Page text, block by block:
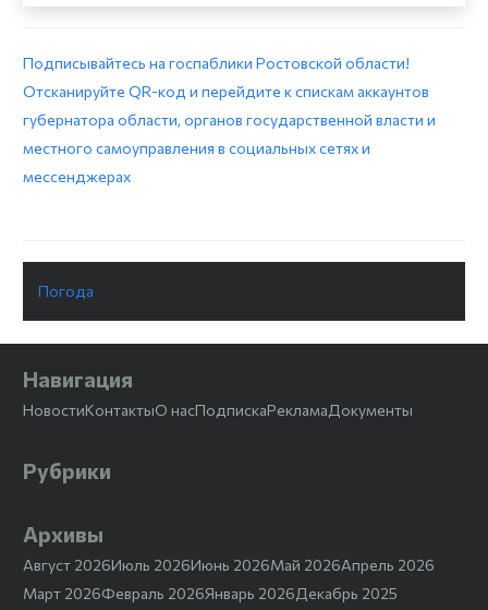
Подписывайтесь на госпаблики Ростовской области!
Отсканируйте QR-код и перейдите к спискам аккаунтов
губернатора области, органов государственной власти и
местного самоуправления в социальных сетях и
мессенджерах
Погода
Навигация
НовостиКонтактыО насПодпискаРекламаДокументы
Рубрики
Архивы
Август 2026Июль 2026Июнь 2026Май 2026Апрель 2026
Март 2026Февраль 2026Январь 2026Декабрь 2025